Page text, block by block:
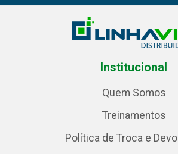
Institucional
Quem Somos
Treinamentos
Política de Troca e